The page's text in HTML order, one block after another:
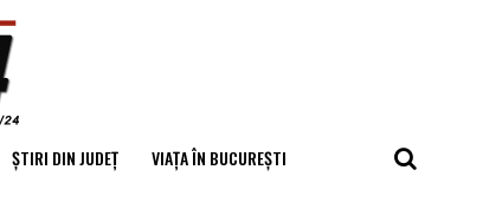
ȘTIRI DIN JUDEȚ VIAȚA ÎN BUCUREȘTI